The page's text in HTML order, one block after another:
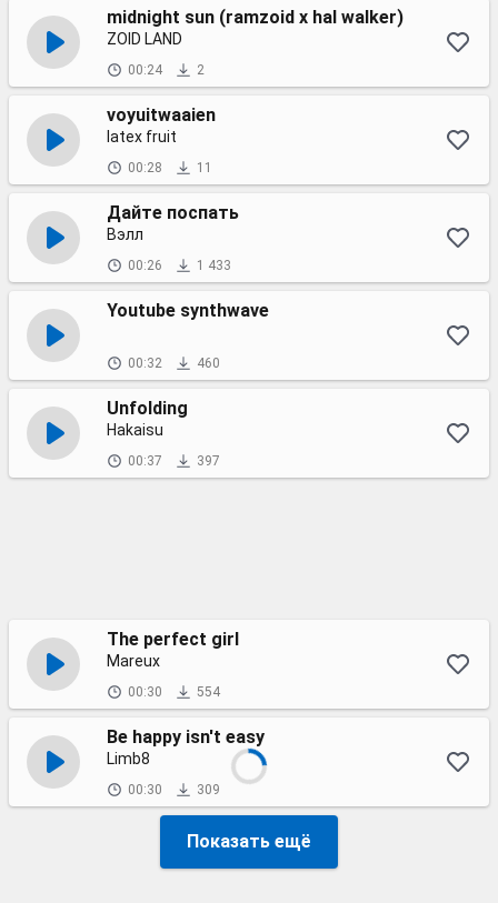
midnight sun (ramzoid x hal walker)
ZOID LAND
00:24 2
voyuitwaaien
latex fruit
00:28 11
Дайте поспать
Вэлл
00:26 1 433
Youtube synthwave
00:32 460
Unfolding
Hakaisu
00:37 397
The perfect girl
Mareux
00:30 554
Be happy isn't easy
Limb8
00:30 309
Показать ещё